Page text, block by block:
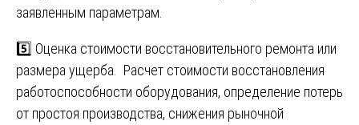
заявленным параметрам.
5️⃣ Оценка стоимости восстановительного ремонта или
размера ущерба. Расчет стоимости восстановления
работоспособности оборудования, определение потерь
от простоя производства, снижения рыночной